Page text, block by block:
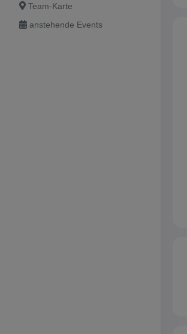
Team-Karte
anstehende Events